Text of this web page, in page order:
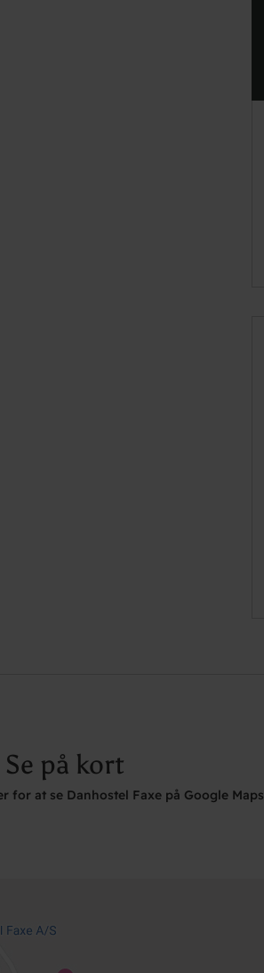
Se på kort
for at se Danhostel Faxe på Google Maps